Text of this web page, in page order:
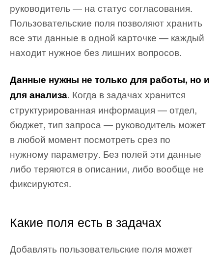
руководитель — на статус согласования.
Пользовательские поля позволяют хранить
все эти данные в одной карточке — каждый
находит нужное без лишних вопросов.
Данные нужны не только для работы, но и
для анализа. Когда в задачах хранится
структурированная информация — отдел,
бюджет, тип запроса — руководитель может
в любой момент посмотреть срез по
нужному параметру. Без полей эти данные
либо теряются в описании, либо вообще не
фиксируются.
Какие поля есть в задачах
Добавлять пользовательские поля может